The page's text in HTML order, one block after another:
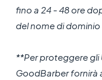
fino a 24 - 48 ore
del nome di dominio
**Per proteggere gli
GoodBarber